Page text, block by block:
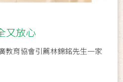
又放心
教育協會引薦林錦銘先生一家